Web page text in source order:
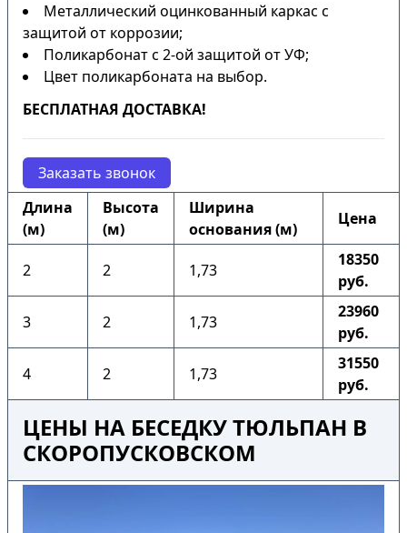
Металлический оцинкованный каркас с
защитой от коррозии;
Поликарбонат с 2-ой защитой от УФ;
Цвет поликарбоната на выбор.
БЕСПЛАТНАЯ ДОСТАВКА!
Заказать звонок
Длина
(м)
Высота
(м)
Ширина
основания (м)
Цена
2 2 1,73
18350
руб.
3 2 1,73
23960
руб.
4 2 1,73
31550
руб.
ЦЕНЫ НА БЕСЕДКУ ТЮЛЬПАН В
СКОРОПУСКОВСКОМ